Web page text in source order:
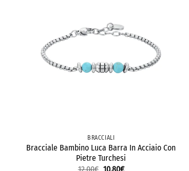
BRACCIALI
Bracciale Bambino Luca Barra In Acciaio Con
Pietre Turchesi